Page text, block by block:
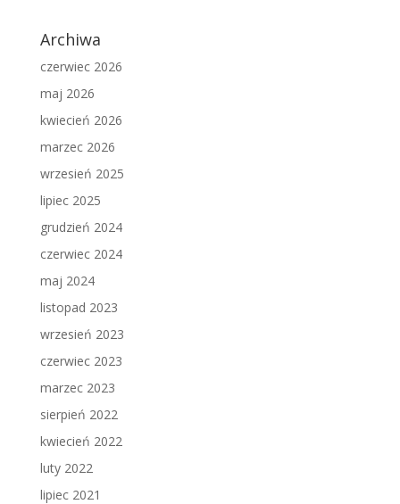
Archiwa
czerwiec 2026
maj 2026
kwiecień 2026
marzec 2026
wrzesień 2025
lipiec 2025
grudzień 2024
czerwiec 2024
maj 2024
listopad 2023
wrzesień 2023
czerwiec 2023
marzec 2023
sierpień 2022
kwiecień 2022
luty 2022
lipiec 2021